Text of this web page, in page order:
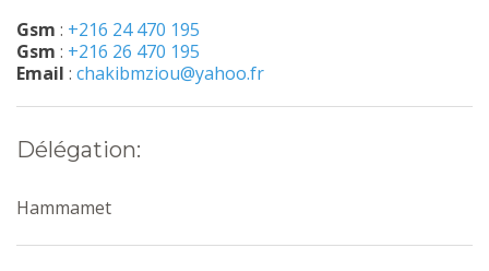
Gsm : +216 24 470 195
Gsm : +216 26 470 195
Email : chakibmziou@yahoo.fr
Délégation:
Hammamet